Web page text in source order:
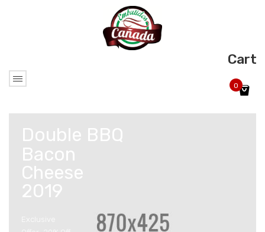
Cart
0
No products in the cart.
Double BBQ
Bacon
Cheese
2019
Exclusive